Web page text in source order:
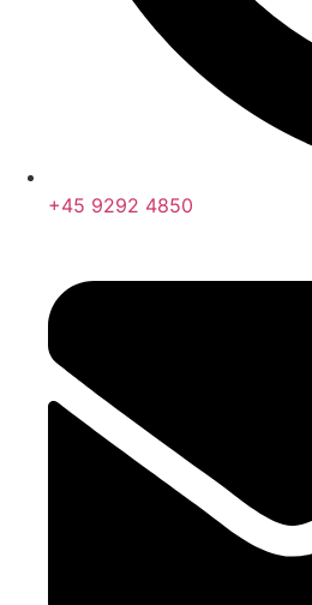
+45 9292 4850